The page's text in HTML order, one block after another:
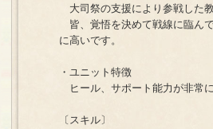
大司祭の支援により参戦した教
皆、覚悟を決めて戦線に臨ん
に高いです。
・ユニット特徴
ヒール、サポート能力が非常に
〔スキル〕